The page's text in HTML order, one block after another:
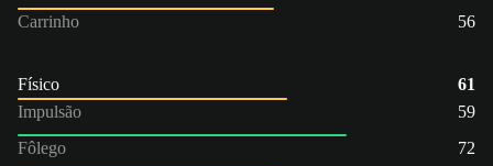
Carrinho
56
Físico
61
Impulsão
59
Fôlego
72